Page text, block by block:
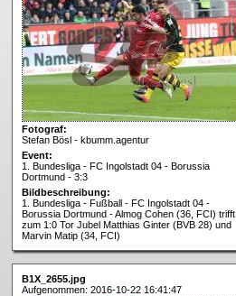
Fotograf:
Stefan Bösl - kbumm.agentur
Event:
1. Bundesliga - FC Ingolstadt 04 - Borussia
Dortmund - 3:3
Bildbeschreibung:
1. Bundesliga - Fußball - FC Ingolstadt 04 -
Borussia Dortmund - Almog Cohen (36, FCI) trifft
zum 1:0 Tor Jubel Matthias Ginter (BVB 28) und
Marvin Matip (34, FCI)
B1X_2655.jpg
Aufgenommen: 2016-10-22 16:41:47